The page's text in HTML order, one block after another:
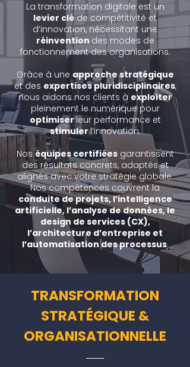
La transformation digitale est un
levier cléde compétitivité et
d’innovation, nécessitant une
réinvention des modes de
fonctionnement des organisations.
Grâce à uneapproche stratégique
et des expertises pluridisciplinaires,
nous aidons nos clients à exploiter
pleinement le numérique pour
optimiserleur performance et
stimulerl’innovation.
Noséquipes certifiéesgarantissent
des résultats concrets, adaptés et
alignés avec votre stratégie globale.
Nos compétences couvrent la
conduite de projets, l’intelligence
artificielle, l’analyse de données, le
design de services (CX),
l’architecture d’entreprise et
l’automatisation des processus.
TRANSFORMATION
STRATÉGIQUE &
ORGANISATIONNELLE